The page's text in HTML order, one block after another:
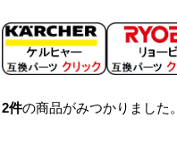
2件の商品がみつかりました。